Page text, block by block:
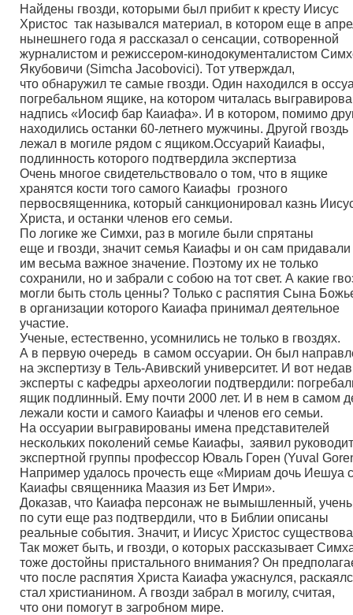
Найдены гвозди, которыми был прибит к кресту Иисус
Христос так назывался материал, в котором еще в
нынешнего года я рассказал о сенсации, сотворенной
журналистом и режиссером-кинодокументалистом
Якубовичи (Simcha Jacobovici). Тот утверждал,
что обнаружил те самые гвозди. Один находился в
погребальном ящике, на котором читалась
надпись «Иосиф бар Каиафа». И в котором, помимо
находились останки 60-летнего мужчины. Другой гвоздь
лежал в могиле рядом с ящиком.Оссуарий Каиафы,
подлинность которого подтвердила экспертиза
Очень многое свидетельствовало о том, что в ящике
хранятся кости того самого Каиафы грозного
первосвященника, который санкционировал казнь
Христа, и останки членов его семьи.
По логике же Симхи, раз в могиле были спрятаны
еще и гвозди, значит семья Каиафы и он сам придавали
им весьма важное значение. Поэтому их не только
сохранили, но и забрали с собою на тот свет. А какие
могли быть столь ценны? Только с распятия Сына
в организации которого Каиафа принимал деятельное
участие.
Ученые, естественно, усомнились не только в гвоздях.
А в первую очередь в самом оссуарии. Он был
на экспертизу в Тель-Авивский университет. И вот
эксперты с кафедры археологии подтвердили:
ящик подлинный. Ему почти 2000 лет. И в нем в самом
лежали кости и самого Каиафы и членов его семьи.
На оссуарии выгравированы имена представителей
нескольких поколений семье Каиафы, заявил
экспертной группы профессор Юваль Горен (Yuval
Например удалось прочесть еще «Мириам дочь Иешуа
Каиафы священника Маазия из Бет Имри».
Доказав, что Каиафа персонаж не вымышленный,
по сути еще раз подтвердили, что в Библии описаны
реальные события. Значит, и Иисус Христос
Так может быть, и гвозди, о которых рассказывает
тоже достойны пристального внимания? Он
что после распятия Христа Каиафа ужаснулся,
стал христианином. А гвозди забрал в могилу, считая,
что они помогут в загробном мире.